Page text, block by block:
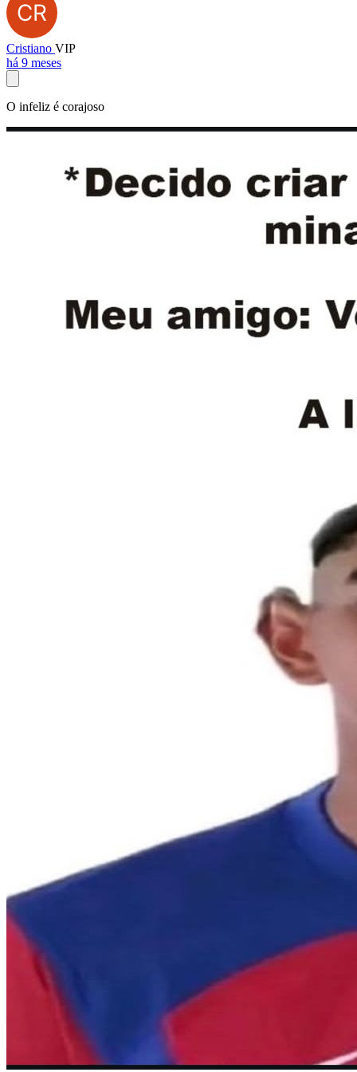
Cristiano VIP
há 9 meses
O infeliz é corajoso